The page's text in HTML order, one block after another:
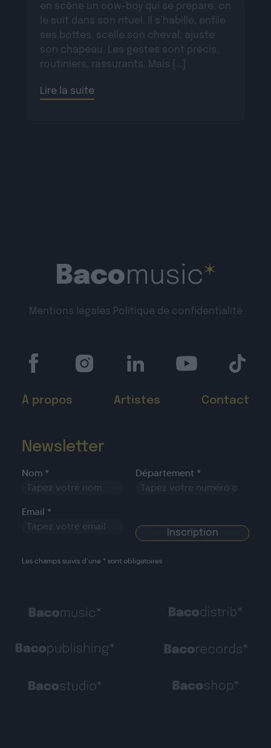
en scène un cow-boy qui se prépare, on
le suit dans son rituel. Il s’habille, enfile
ses bottes, scelle son cheval, ajuste
son chapeau. Les gestes sont précis,
routiniers, rassurants. Mais […]
Lire la suite
Mentions légales Politique de confidentialité
À propos Artistes Contact
Newsletter
Nom * Département *
Email *
Les champs suivis d’une * sont obligatoires